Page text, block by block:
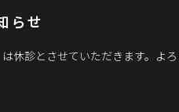
らせ
休診とさせていただきます。よろ